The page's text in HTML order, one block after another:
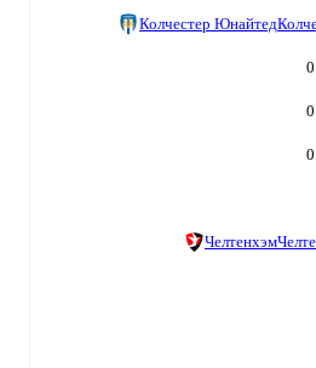
Колчестер Юнайтед
0
0
0
Челтенхэм